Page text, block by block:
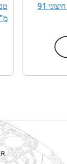
טבעת בקוטר חיצוני 91